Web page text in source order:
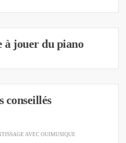
à jouer du piano
conseillés
AVEC OUIMUSIQUE